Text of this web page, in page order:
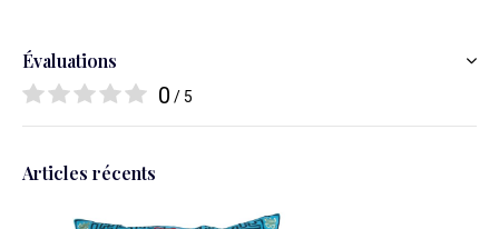
Évaluations
0 / 5
Articles récents